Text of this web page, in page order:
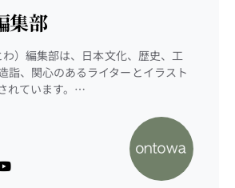
集部
）編集部は、日本文化、歴史、工
詣、関心のあるライターとイラスト
れています。…